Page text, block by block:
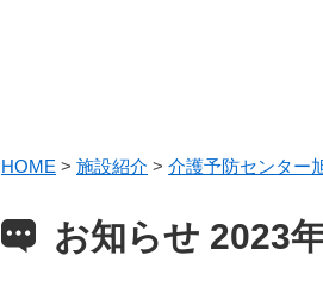
HOME > 施設紹介 > 介護予防センター
お知らせ 2023